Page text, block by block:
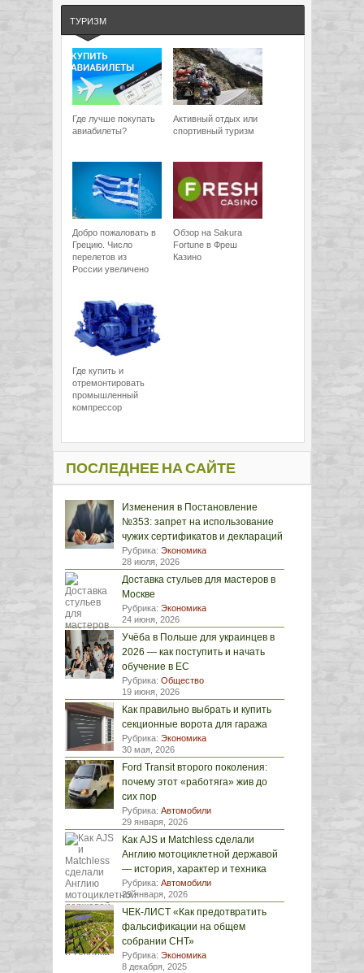
ТУРИЗМ
Где лучше покупать
авиабилеты?
Активный отдых или
спортивный туризм
Добро пожаловать в
Грецию. Число
перелетов из
России увеличено
Обзор на Sakura
Fortune в Фреш
Казино
Где купить и
отремонтировать
промышленный
компрессор
ПОСЛЕДНЕЕ НА САЙТЕ
Изменения в Постановление
№353: запрет на использование
чужих сертификатов и деклараций
Рубрика: Экономика
28 июля, 2026
Доставка стульев для мастеров в
Москве
Рубрика: Экономика
24 июня, 2026
Учёба в Польше для украинцев в
2026 — как поступить и начать
обучение в ЕС
Рубрика: Общество
19 июня, 2026
Как правильно выбрать и купить
секционные ворота для гаража
Рубрика: Экономика
30 мая, 2026
Ford Transit второго поколения:
почему этот «работяга» жив до
сих пор
Рубрика: Автомобили
29 января, 2026
Как AJS и Matchless сделали
Англию мотоциклетной державой
— история, характер и техника
Рубрика: Автомобили
29 января, 2026
ЧЕК-ЛИСТ «Как предотвратить
фальсификации на общем
собрании СНТ»
Рубрика: Экономика
8 декабря, 2025